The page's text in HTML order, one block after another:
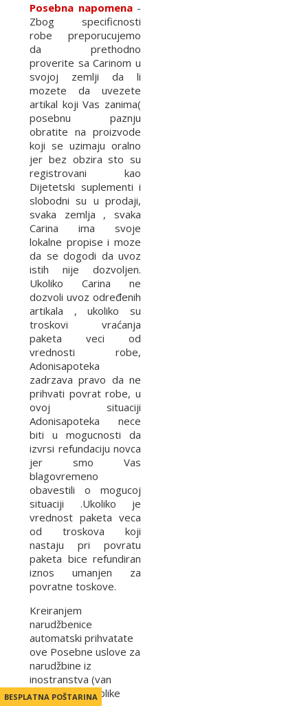
Posebna napomena-
Zbog specificnosti
robe preporucujemo
da prethodno
proverite sa Carinom u
svojoj zemlji da li
mozete da uvezete
artikal koji Vas zanima(
posebnu paznju
obratite na proizvode
koji se uzimaju oralno
jer bez obzira sto su
registrovani kao
Dijetetski suplementi i
slobodni su u prodaji,
svaka zemlja , svaka
Carina ima svoje
lokalne propise i moze
da se dogodi da uvoz
istih nije dozvoljen.
Ukoliko Carina ne
dozvoli uvoz određenih
artikala , ukoliko su
troskovi vraćanja
paketa veci od
vrednosti robe,
Adonisapoteka
zadrzava pravo da ne
prihvati povrat robe, u
ovoj situaciji
Adonisapoteka nece
biti u mogucnosti da
izvrsi refundaciju novca
jer smo Vas
blagovremeno
obavestili o mogucoj
situaciji .Ukoliko je
vrednost paketa veca
od troskova koji
nastaju pri povratu
paketa bice refundiran
iznos umanjen za
povratne toskove.
Kreiranjem
narudžbenice
automatski prihvatate
ove Posebne uslove za
narudžbine iz
inostranstva (van
teritorije Republike
BESPLATNA POŠTARINA
BESPLATNA POŠTARINA